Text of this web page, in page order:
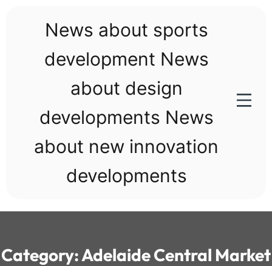
News about sports
development News
about design
developments News
about new innovation
developments
Category:Adelaide Central Market